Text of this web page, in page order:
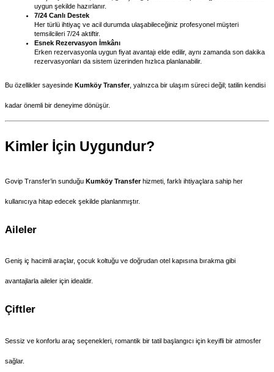
uygun şekilde hazırlanır.
7/24 Canlı Destek
Her türlü ihtiyaç ve acil durumda ulaşabileceğiniz profesyonel müşteri
temsilcileri 7/24 aktiftir.
Esnek Rezervasyon İmkânı
Erken rezervasyonla uygun fiyat avantajı elde edilir, aynı zamanda son dakika
rezervasyonları da sistem üzerinden hızlıca planlanabilir.
Bu özellikler sayesinde Kumköy Transfer, yalnızca bir ulaşım süreci değil; tatilin kendisi
kadar önemli bir deneyime dönüşür.
Kimler İçin Uygundur?
Govip Transfer’in sunduğu Kumköy Transfer hizmeti, farklı ihtiyaçlara sahip her
kullanıcıya hitap edecek şekilde planlanmıştır.
Aileler
Geniş iç hacimli araçlar, çocuk koltuğu ve doğrudan otel kapısına bırakma gibi
avantajlarla aileler için idealdir.
Çiftler
Sessiz ve konforlu araç seçenekleri, romantik bir tatil başlangıcı için keyifli bir atmosfer
sağlar.